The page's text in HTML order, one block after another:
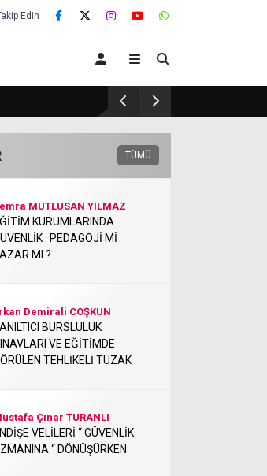
Edin
EĞİTİM KURUMLARINDA GÜVENLİK :
TÜMÜ
MUTLUSAN YILMAZ
KURUMLARINDA
: PEDAGOJİ Mİ
MI ?
Demirali COŞKUN
BURSLULUK
VE EĞİTİMDE
TEHLİKELİ TUZAK
Çınar TURANLI
VELİLERİ “ GÜVENLİK
“ DÖNÜŞÜRKEN